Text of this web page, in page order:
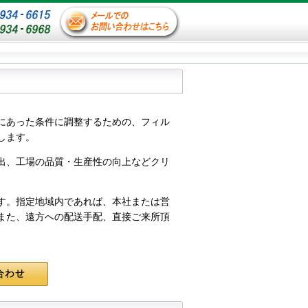
った条件に調整するための、フィル
す。
工場の品質・生産性の向上などクリ
指定地域内であれば、本社または営
た、遠方への配送手配、直接ご来所頂